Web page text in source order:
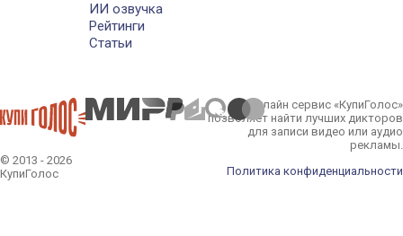
ИИ озвучка
Рейтинги
Статьи
© 2013 - 2026
КупиГолос
Онлайн сервис «КупиГолос»
позволяет найти лучших дикторов
для записи видео или аудио
рекламы.
Политика конфиденциальности